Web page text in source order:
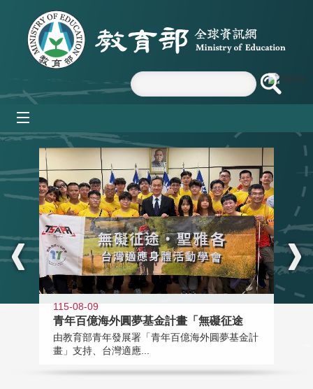
跳到主要內容區塊
:::
115-08-09
青年百億海外圓夢基金計畫「無礙征途
由教育部青年發展署「青年百億海外圓夢基金計
畫」支持、台灣適應...